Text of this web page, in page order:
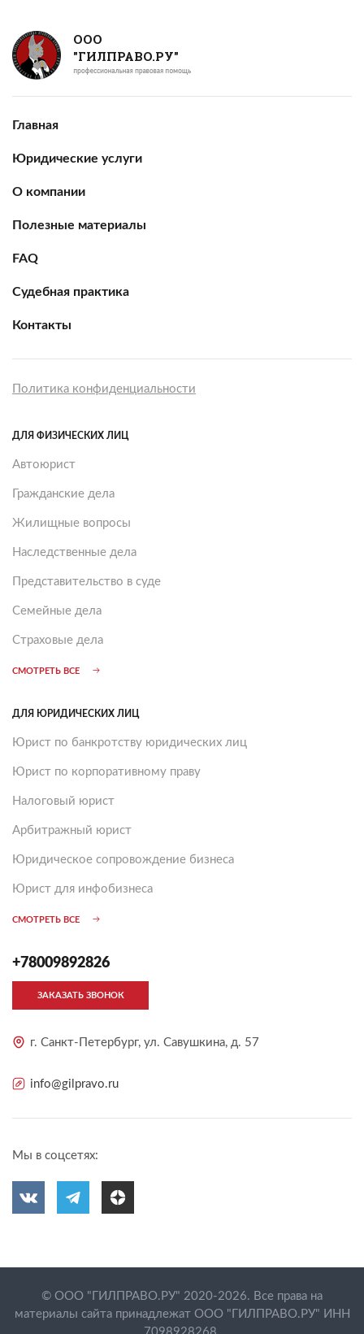
ООО
"ГИЛПРАВО.РУ"
Главная
Юридические услуги
О компании
Полезные материалы
FAQ
Судебная практика
Контакты
Политика конфиденциальности
ДЛЯ ФИЗИЧЕСКИХ ЛИЦ
Автоюрист
Гражданские дела
Жилищные вопросы
Наследственные дела
Представительство в суде
Семейные дела
Страховые дела
СМОТРЕТЬ ВСЕ
ДЛЯ ЮРИДИЧЕСКИХ ЛИЦ
Юрист по банкротству юридических лиц
Юрист по корпоративному праву
Налоговый юрист
Арбитражный юрист
Юридическое сопровождение бизнеса
Юрист для инфобизнеса
СМОТРЕТЬ ВСЕ
+78009892826
ЗАКАЗАТЬ ЗВОНОК
г. Санкт-Петербург, ул. Савушкина, д. 57
info@gilpravo.ru
Мы в соцсетях:
© ООО "ГИЛПРАВО.РУ" 2020-2026. Все права на
материалы сайта принадлежат ООО "ГИЛПРАВО.РУ" ИНН